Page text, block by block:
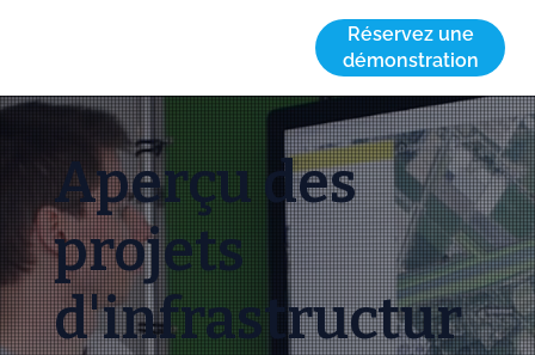
Réservez une
démonstration
Aperçu des
projets
d'infrastructur